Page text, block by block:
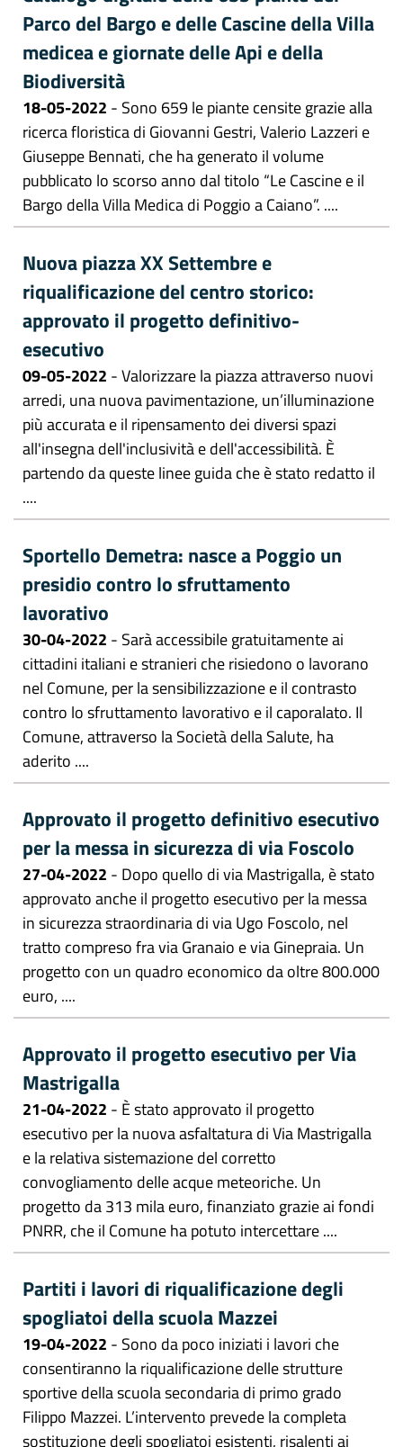
Parco del Bargo e delle Cascine della Villa
medicea e giornate delle Api e della
Biodiversità
18-05-2022 - Sono 659 le piante censite grazie alla
ricerca floristica di Giovanni Gestri, Valerio Lazzeri e
Giuseppe Bennati, che ha generato il volume
pubblicato lo scorso anno dal titolo “Le Cascine e il
Bargo della Villa Medica di Poggio a Caiano”. ....
Nuova piazza XX Settembre e
riqualificazione del centro storico:
approvato il progetto definitivo-
esecutivo
09-05-2022 - Valorizzare la piazza attraverso nuovi
arredi, una nuova pavimentazione, un’illuminazione
più accurata e il ripensamento dei diversi spazi
all'insegna dell'inclusività e dell'accessibilità. È
partendo da queste linee guida che è stato redatto il
....
Sportello Demetra: nasce a Poggio un
presidio contro lo sfruttamento
lavorativo
30-04-2022 - Sarà accessibile gratuitamente ai
cittadini italiani e stranieri che risiedono o lavorano
nel Comune, per la sensibilizzazione e il contrasto
contro lo sfruttamento lavorativo e il caporalato. Il
Comune, attraverso la Società della Salute, ha
aderito ....
Approvato il progetto definitivo esecutivo
per la messa in sicurezza di via Foscolo
27-04-2022 - Dopo quello di via Mastrigalla, è stato
approvato anche il progetto esecutivo per la messa
in sicurezza straordinaria di via Ugo Foscolo, nel
tratto compreso fra via Granaio e via Ginepraia. Un
progetto con un quadro economico da oltre 800.000
euro, ....
Approvato il progetto esecutivo per Via
Mastrigalla
21-04-2022 - È stato approvato il progetto
esecutivo per la nuova asfaltatura di Via Mastrigalla
e la relativa sistemazione del corretto
convogliamento delle acque meteoriche. Un
progetto da 313 mila euro, finanziato grazie ai fondi
PNRR, che il Comune ha potuto intercettare ....
Partiti i lavori di riqualificazione degli
spogliatoi della scuola Mazzei
19-04-2022 - Sono da poco iniziati i lavori che
consentiranno la riqualificazione delle strutture
sportive della scuola secondaria di primo grado
Filippo Mazzei. L’intervento prevede la completa
sostituzione degli spogliatoi esistenti, risalenti ai